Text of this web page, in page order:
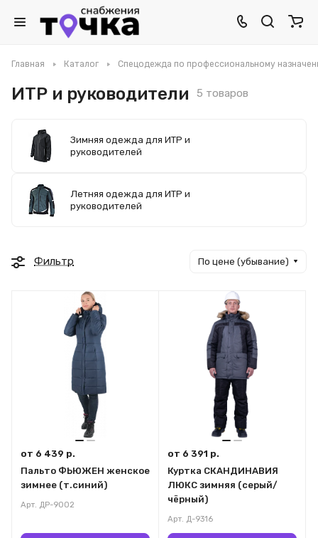
Главная Каталог Спецодежда по профессиональному
ИТР и руководители 5 товаров
Зимняя одежда для ИТР и
руководителей
Летняя одежда для ИТР и
руководителей
Фильтр По цене (убывание)
от 6 439 р.
Пальто ФЬЮЖЕН женское
зимнее (т.синий)
Арт. ДР-9002
от 6 391 р.
Куртка СКАНДИНАВИЯ
ЛЮКС зимняя (серый/
чёрный)
Арт. Д-9316